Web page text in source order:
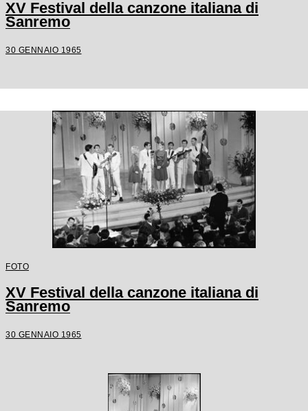
XV Festival della canzone italiana di
Sanremo
30 GENNAIO 1965
FOTO
XV Festival della canzone italiana di
Sanremo
30 GENNAIO 1965